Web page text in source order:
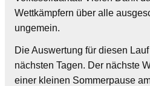
Wettkämpfern über alle
ungemein.
Die Auswertung für diesen
nächsten Tagen. Der nächste
einer kleinen Sommerpause